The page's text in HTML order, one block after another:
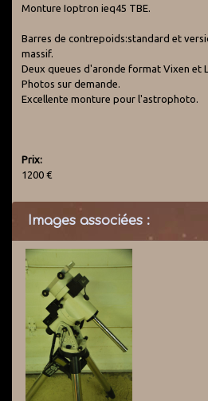
Monture Ioptron ieq45 TBE.
Barres de contrepoids:standard et
massif.
Deux queues d'aronde format Vixen et
Photos sur demande.
Excellente monture pour l'astrophoto.
Prix:
1200 €
Images associées :